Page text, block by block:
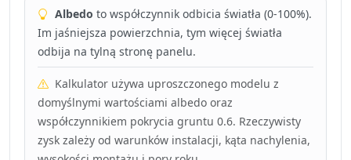
Albedo to współczynnik odbicia światła (0-100%).
Im jaśniejsza powierzchnia, tym więcej światła
odbija na tylną stronę panelu.
Kalkulator używa uproszczonego modelu z
domyślnymi wartościami albedo oraz
współczynnikiem pokrycia gruntu 0.6. Rzeczywisty
zysk zależy od warunków instalacji, kąta nachylenia,